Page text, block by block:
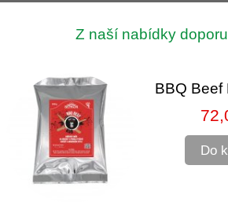
Z naší nabídky
BBQ Beef
Do